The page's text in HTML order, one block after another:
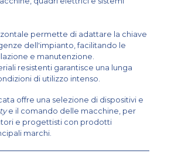
permette di adattare la chiave
dell'impianto, facilitando le
e manutenzione.
resistenti garantisce una lunga
di utilizzo intenso.
offre una selezione di dispositivi e
e il comando delle macchine, per
e progettisti con prodotti
marchi.